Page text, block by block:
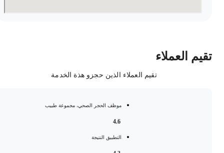
العملاء
تقيم العملاء الذين حجزو هذة الخدمة
موظف الحجر الصحي، مجموعة طبيب
التطبيق النتيجة